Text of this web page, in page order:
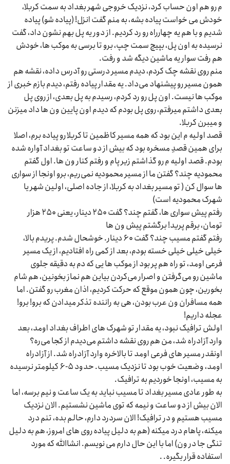
م رو هم اون حساب کرد، نزدیک خروجی شهر بغداد به سمت کربلا،
خودش می خواست پیاده بشه، به منم گفت انزل! (پیاده شو) پیاده
شدیم و با هم یه چهارراه رو رد کردیم. از دور یه پل بهم نشون داد، گفت
نرسیده به اون پل، بپیچ سمت چپ، برو تا برسی به موکب ها، خودش
هم رفت سوار یه ماشین دیگه شد و رفت.
منم روی نقشه چک کردم، دیدم مسیر درستی رو آدرس داده، نقشه هم
همون مسیر رو پیشنهاد می‌داد. یه مقدار پیاده رفتم، دیدم بازم خبری از
موکب ها نیست. اون پل رو رد کردم، رسیدم به پل بعدی، از روی پل
بعدی داشتم میرفتم، روی پل بودم که دیدم اون پایین ون ها داد میزنن
و میبرن کربلا.
قصد اولیه م این بود که همه مسیر کاظمین تا کربلا رو پیاده برم، اصلا
برای همین قصدِ مسخره بود که بیش از دو ساعت تو بغداد آواره شده
بودم. قصد اولیه م رو گذاشتم زیر پام و رفتم کنار ون ها. اول گفتم
محمودیه چند؟ گفتن ما از مسیر محمودیه نمی‌ریم، برو اونجا از سواری
ها سوال کن ( تو مسیر بغداد به کربلا، از جاده اصلی، اولین شهر یا
شهرک محمودیه است)
رفتم پیش سواری ها، گفتم چند؟ گفت ۲۵۰ دینار، یعنی ۲۵۰ هزار
تومان، برقم پرید! برگشتم پیش ون ها
رفتم گفتم مسیب چند؟ گفت ۶۰ دینار. خوشحال شدم. پریدم بالا،
خیلی خیلی خیلی خسته بودم، بعد از کمی راه افتادیم، از یک مسیر
فرعی اومد، تو راه هم پر بود از موکب ها یی که دم به دقیقه جلوی
ماشین رو می‌گرفتن و اصرار می‌کردن بیاین هم نماز بخونین، هم شام
بخورین، چون همون موقع که حرکت کردیم، اذان مغرب رو گفتن. اما
همه مسافران ون عرب بودن، هی به راننده تذکر میدادن که برو! برو!
عجله داریم!
اولش ترافیک نبود، یه مقدار تو شهرک های اطراف بغداد اومد، بعد
وارد آزادراه شد، من هم روی نقشه داشتم می‌دیدم از کجا می‌ره؟
اونقدر مسیر های فرعی اومد تا بالاخره وارد آزادراه شد. از آزادراه
اومد، وضعیت خوب بود تا نزدیک مسیب. حدود ۵-۶ کیلومتر نرسیده
به مسیب، اونجا خوردیم به ترافیک.
به طور عادی مسیر بغداد تا مسیب نباید به یک ساعت و نیم برسه، اما
الان بیش از دو ساعت و نیمه که توی ماشین نشستیم. الان نزدیک
مسیب هستیم و در ترافیک! الان سردرد دارم، حالم بده، تنم درد
میکنه، پاهام درد میکنه (هم به دلیل پیاده روی های امروز، هم به دلیل
تنگی جا در ون) اما با این حال دارم می نویسم. انشاالله که مورد
استفاده قرار بگیره. .